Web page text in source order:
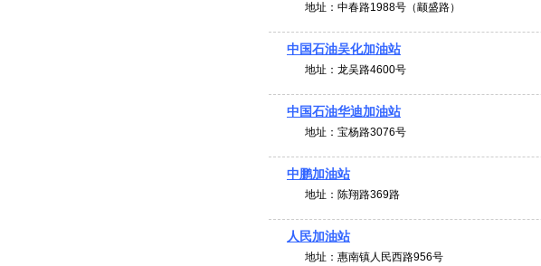
地址： 中春路1988号（颛盛路）
中国石油吴化加油站
地址： 龙吴路4600号
中国石油华迪加油站
地址： 宝杨路3076号
中鹏加油站
地址： 陈翔路369路
人民加油站
地址： 惠南镇人民西路956号